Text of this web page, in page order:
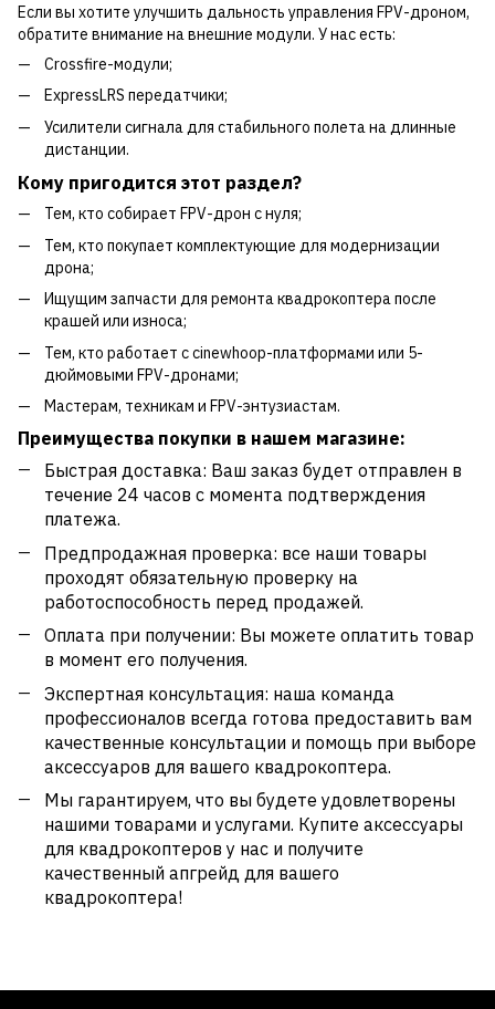
Если вы хотите улучшить дальность управления FPV-дроном,
обратите внимание на внешние модули. У нас есть:
Crossfire-модули;
ExpressLRS передатчики;
Усилители сигнала для стабильного полета на длинные
дистанции.
Кому пригодится этот раздел?
Тем, кто собирает FPV-дрон с нуля;
Тем, кто покупает комплектующие для модернизации
дрона;
Ищущим запчасти для ремонта квадрокоптера после
крашей или износа;
Тем, кто работает с cinewhoop-платформами или 5-
дюймовыми FPV-дронами;
Мастерам, техникам и FPV-энтузиастам.
Преимущества покупки в нашем магазине:
Быстрая доставка: Ваш заказ будет отправлен в
течение 24 часов с момента подтверждения
платежа.
Предпродажная проверка: все наши товары
проходят обязательную проверку на
работоспособность перед продажей.
Оплата при получении: Вы можете оплатить товар
в момент его получения.
Экспертная консультация: наша команда
профессионалов всегда готова предоставить вам
качественные консультации и помощь при выборе
аксессуаров для вашего квадрокоптера.
Мы гарантируем, что вы будете удовлетворены
нашими товарами и услугами. Купите аксессуары
для квадрокоптеров у нас и получите
качественный апгрейд для вашего
квадрокоптера!